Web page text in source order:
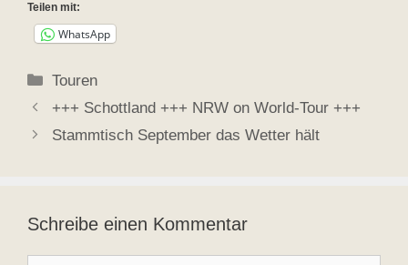
Teilen mit:
WhatsApp
Kategorien
Touren
+++ Schottland +++ NRW on World-Tour +++
Stammtisch September das Wetter hält
Schreibe einen Kommentar